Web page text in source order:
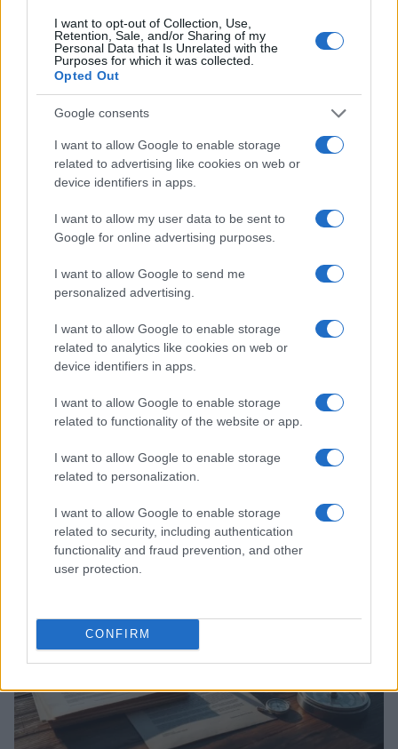
I want to opt-out of Collection, Use,
Retention, Sale, and/or Sharing of my
Personal Data that Is Unrelated with the
Purposes for which it was collected.
Opted Out
Google consents
I want to allow Google to enable storage
related to advertising like cookies on web or
device identifiers in apps.
I want to allow my user data to be sent to
Google for online advertising purposes.
I want to allow Google to send me
personalized advertising.
I want to allow Google to enable storage
related to analytics like cookies on web or
device identifiers in apps.
I want to allow Google to enable storage
related to functionality of the website or app.
I want to allow Google to enable storage
related to personalization.
I want to allow Google to enable storage
related to security, including authentication
functionality and fraud prevention, and other
user protection.
CONFIRM
donatori
Martina Marchesi · 10 Lug 2026
Acquisizione Fincantieri-WSense: i fondatori restano
e rimettono capitale
B2B NEWS